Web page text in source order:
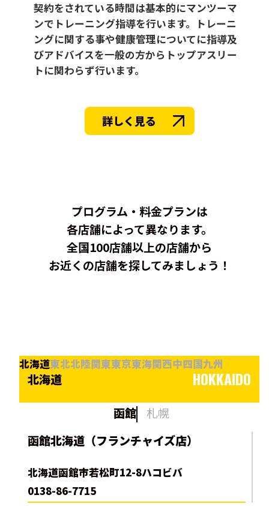
契約をされている時間は基本的にマンツーマ
ンでトレーニング指導を行います。トレーニ
ングに関する事や健康管理についてに指導及
びアドバイスを一般の方からトップアスリー
トに関わらず行います。
詳しく見る
プログラム・料金プランは
各店舗によって異なります。
全国100店舗以上の店舗から
お近くの店舗を探してみましょう！
北海道東北北陸関東東京東海関西中四国九州
北海道 HOKKAIDO
函館
札幌
函館北海道（フランチャイズ店）
北海道函館市若松町12-8ハコビバ
0138-86-7715